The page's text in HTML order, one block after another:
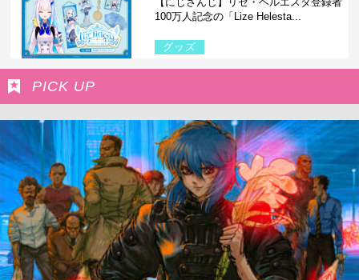
100万人記念の「Lize Helesta...
グッズ
PICK UP